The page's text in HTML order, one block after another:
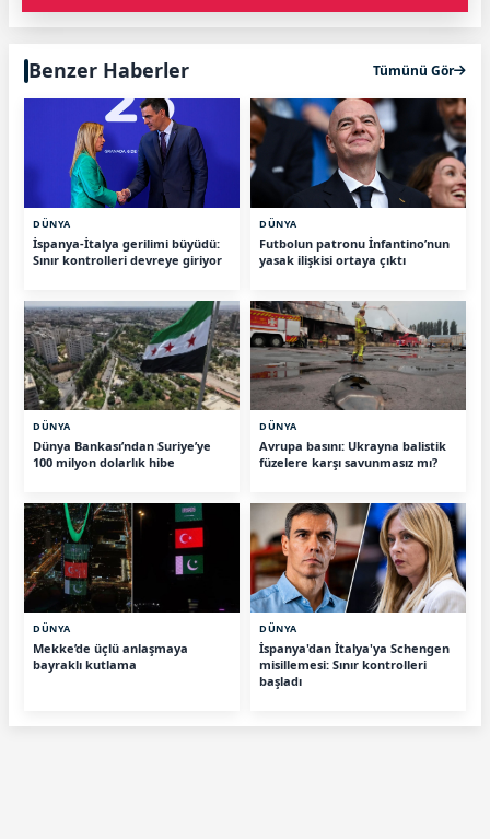
Benzer Haberler Tümünü Gör
DÜNYA
İspanya-İtalya gerilimi büyüdü:
Sınır kontrolleri devreye giriyor
DÜNYA
Futbolun patronu İnfantino’nun
yasak ilişkisi ortaya çıktı
DÜNYA
Dünya Bankası’ndan Suriye’ye
100 milyon dolarlık hibe
DÜNYA
Avrupa basını: Ukrayna balistik
füzelere karşı savunmasız mı?
DÜNYA
Mekke’de üçlü anlaşmaya
bayraklı kutlama
DÜNYA
İspanya'dan İtalya'ya Schengen
misillemesi: Sınır kontrolleri
başladı